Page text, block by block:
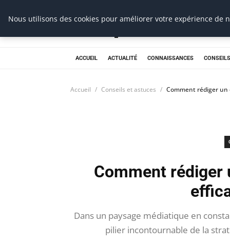
Prospection Pro
ACCUEIL ACTUALITÉ CONNAISSANCES
Accueil Conseils et astuces Comment rédiger un
Comment rédiger
Dans un paysage médiatique en
pilier incontournable de la
Nous utilisons des cookies pour améliorer votre expérience